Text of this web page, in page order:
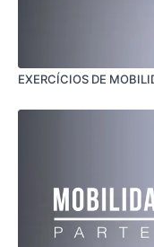
EXERCÍCIOS DE